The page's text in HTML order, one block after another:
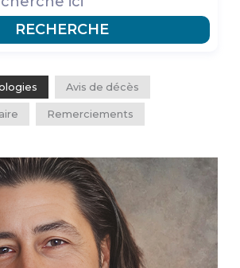
RECHERCHE
Avis de décès
Remerciements